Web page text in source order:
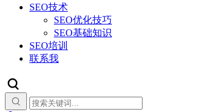
SEO技术
SEO优化技巧
SEO基础知识
SEO培训
联系我